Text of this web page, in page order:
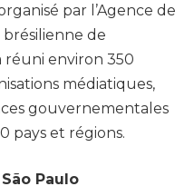
par l’Agence de
brésilienne de
environ 350
médiatiques,
gouvernementales
pays et régions.
Paulo